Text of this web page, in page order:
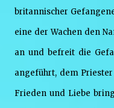
britannischer
eine der Wachen den
an und befreit die
angeführt, dem
Frieden und Liebe